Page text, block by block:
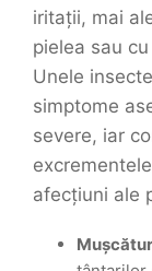
iritații, mai
pielea sau
Unele
simptome
severe, iar
afecțiuni ale